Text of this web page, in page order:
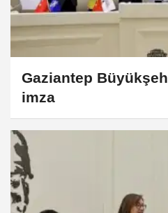
Gaziantep
imza